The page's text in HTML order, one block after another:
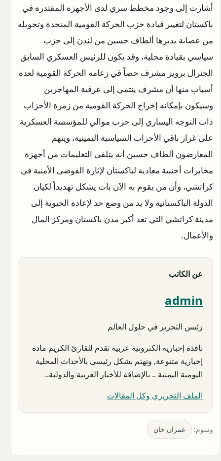
أشارت إلى وجود مخطط سري لدى الأجهزة المقتدرة في
باكستان لتغيير قيادة حزب الحركة القومية المتحدة وتحويله
من عصابة يديرها ألطاف حسين من لندن إلى حزب
سياسي بقيادة محلية، وقد يكون للرئيس العسكري السابق
الجنرال برويز مشرف حضاً في زعامة الحركة القومية لعدة
أسباب منها أن مشرف ينتمي إلى عرقية المهاجرين
وسيكون بإمكانه إخراج الحركة القومية من زمرة الأحزاب
ذات التوجه اليساري إلى حزب موالي للمؤسسة العسكرية
على غرار باقي الأحزاب السياسية اليمينية، ويتهم
المعارضون ألطاف حسين أنه يتلقى التعليمات من أجهزة
مخابرات أجنبية معادية لباكستان لإثارة الفوضى الأمنية في
كراتشي، وأن من يقوم به الآن بات يشكل تهديداً لكيان
الدولة الباكستانية ولا بد من وضع حد لإعادة الحيوية إلى
مدينة كراتشي التي تعد أكبر مدن باكستان ومركز المال
والأعمال.
عن الكاتب
admin
رئيس التحرير في حلول العالم
نافذة إخبارية الكترونية عربية تقدم للقارئ الكريم مادة
إخبارية متنوعة, وتهتم بشكل رئيسي بالأحداث المحلية
اليومية اليمنية .. بالإضافة للأخبار العربية والدولية..
الملف التحريري وكل المقالات
وسوم: عمران خان